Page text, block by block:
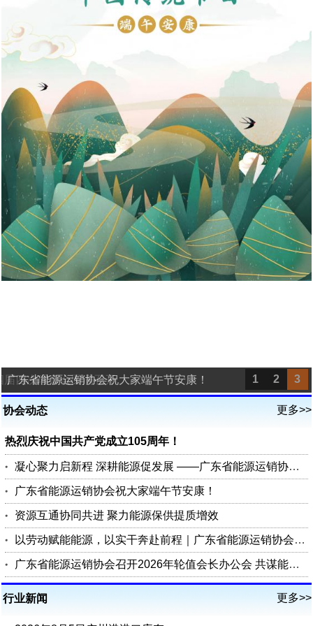
1 2 3
四次理事会圆满召开
广东省能源运销协会祝大家端午节安康！
更多>>
协会动态
热烈庆祝中国共产党成立105周年！
凝心聚力启新程 深耕能源促发展 ——广东省能源运销协会第四届四次理事会圆满召开
广东省能源运销协会祝大家端午节安康！
资源互通协同共进 聚力能源保供提质增效
以劳动赋能能源，以实干奔赴前程｜广东省能源运销协会祝您五一劳动节快乐
广东省能源运销协会召开2026年轮值会长办公会 共谋能源行业高质量发展
更多>>
行业新闻